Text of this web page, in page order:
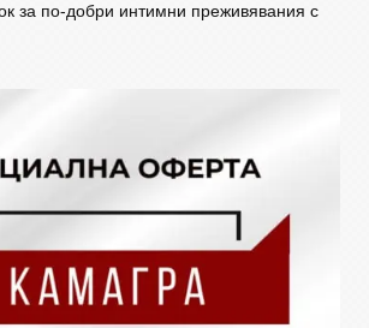
за по-добри интимни преживявания с